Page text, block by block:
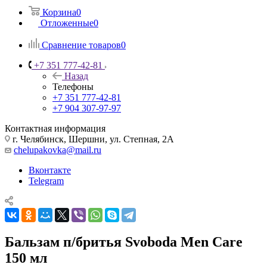
Корзина0
Отложенные0
Сравнение товаров0
+7 351 777-42-81
Назад
Телефоны
+7 351 777-42-81
+7 904 307-97-97
Контактная информация
г. Челябинск, Шершни, ул. Степная, 2А
chelupakovka@mail.ru
Вконтакте
Telegram
Бальзам п/бритья Svoboda Men Care
150 мл